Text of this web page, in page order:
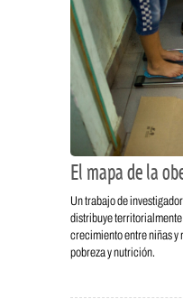
El mapa de la
Un trabajo de
distribuye territorialmente
crecimiento entre niñas y
pobreza y nutrición.